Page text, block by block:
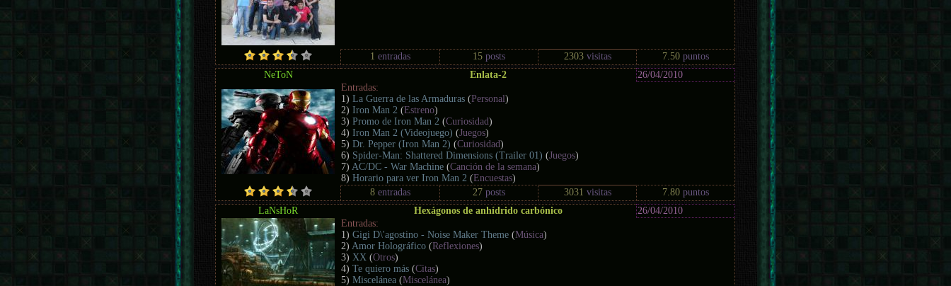
1 entradas 15 posts 2303visitas 7.50 puntos
NeToN
Enlata-2
26/04/2010
Entradas:
1)La Guerra de las Armaduras (Personal)
2)Iron Man 2 (Estreno)
3)Promo de Iron Man 2 (Curiosidad)
4)Iron Man 2 (Videojuego) (Juegos)
5)Dr. Pepper (Iron Man 2) (Curiosidad)
6) Spider-Man: Shattered Dimensions (Trailer 01) (Juegos)
7) AC/DC - War Machine (Canción de la semana)
8)Horario para ver Iron Man 2 (Encuestas)
8 entradas 27 posts 3031 visitas 7.80 puntos
LaNsHoR
Hexágonos de anhídrido carbónico
26/04/2010
Entradas:
1)Gigi D\'agostino - Noise Maker Theme (Música)
2) Amor Holográfico (Reflexiones)
3) XX (Otros)
4)Te quiero más (Citas)
5)Miscelánea (Miscelánea)